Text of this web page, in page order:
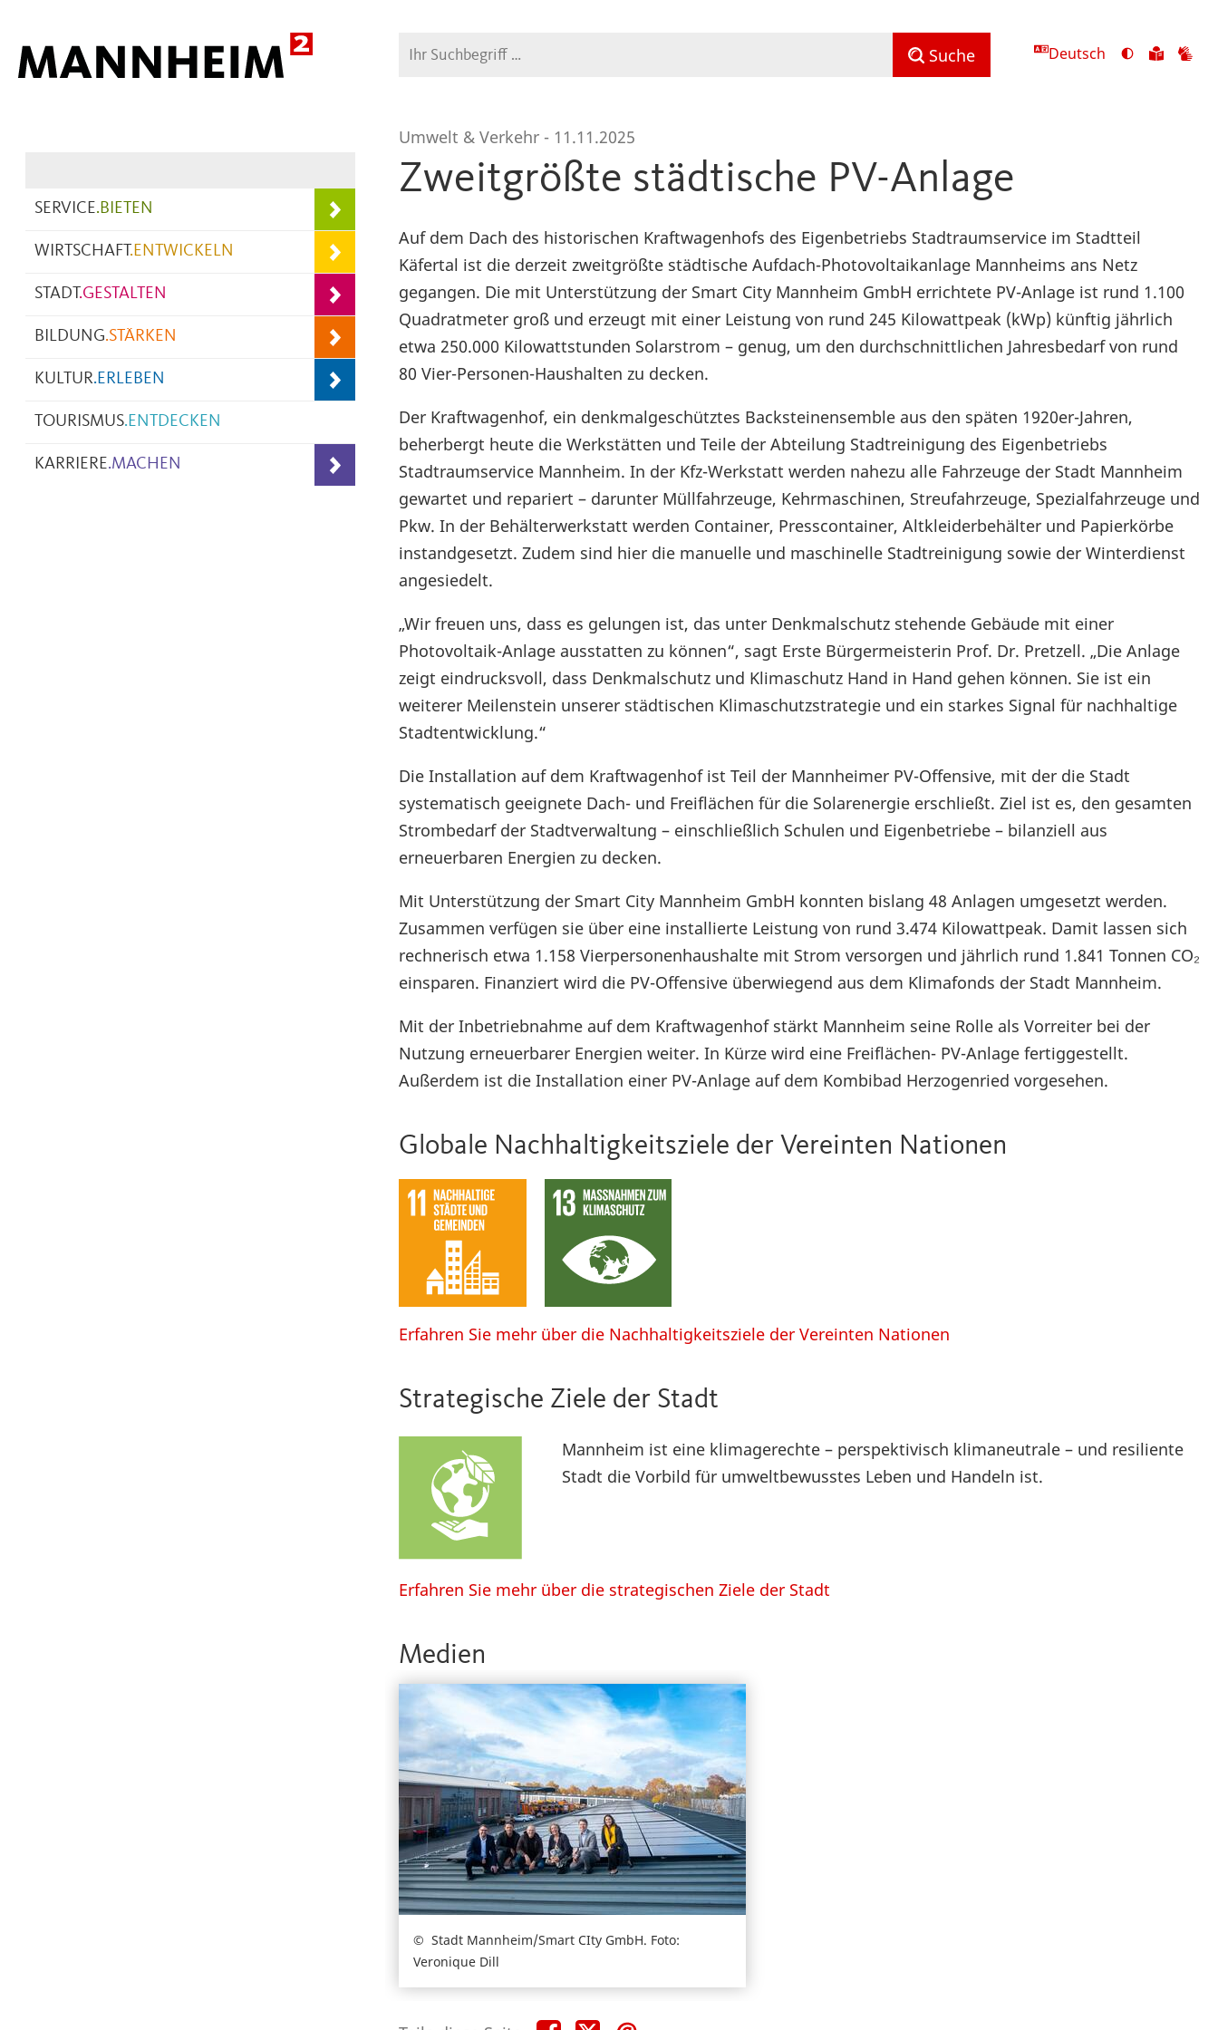
Suche Suche Deutsch
Ansicht
Zu
SERVICE.BIETEN
WIRTSCHAFT.ENTWICKELN
STADT.GESTALTEN
BILDUNG.STÄRKEN
KULTUR.ERLEBEN
TOURISMUS.ENTDECKEN
KARRIERE.MACHEN
Umwelt & Verkehr - 11.11.2025
Zweitgrößte städtische PV-Anlage
Auf dem Dach des historischen Kraftwagenhofs des Eigenbetriebs Stadtraumservice im Stadtteil
Käfertal ist die derzeit zweitgrößte städtische Aufdach-Photovoltaikanlage Mannheims ans Netz
gegangen. Die mit Unterstützung der Smart City Mannheim GmbH errichtete PV-Anlage ist rund 1.100
Quadratmeter groß und erzeugt mit einer Leistung von rund 245 Kilowattpeak (kWp) künftig jährlich
etwa 250.000 Kilowattstunden Solarstrom – genug, um den durchschnittlichen Jahresbedarf von rund
80 Vier-Personen-Haushalten zu decken.
Der Kraftwagenhof, ein denkmalgeschütztes Backsteinensemble aus den späten 1920er-Jahren,
beherbergt heute die Werkstätten und Teile der Abteilung Stadtreinigung des Eigenbetriebs
Stadtraumservice Mannheim. In der Kfz-Werkstatt werden nahezu alle Fahrzeuge der Stadt Mannheim
gewartet und repariert – darunter Müllfahrzeuge, Kehrmaschinen, Streufahrzeuge, Spezialfahrzeuge und
Pkw. In der Behälterwerkstatt werden Container, Presscontainer, Altkleiderbehälter und Papierkörbe
instandgesetzt. Zudem sind hier die manuelle und maschinelle Stadtreinigung sowie der Winterdienst
angesiedelt.
„Wir freuen uns, dass es gelungen ist, das unter Denkmalschutz stehende Gebäude mit einer
Photovoltaik-Anlage ausstatten zu können“, sagt Erste Bürgermeisterin Prof. Dr. Pretzell. „Die Anlage
zeigt eindrucksvoll, dass Denkmalschutz und Klimaschutz Hand in Hand gehen können. Sie ist ein
weiterer Meilenstein unserer städtischen Klimaschutzstrategie und ein starkes Signal für nachhaltige
Stadtentwicklung.“
Die Installation auf dem Kraftwagenhof ist Teil der Mannheimer PV-Offensive, mit der die Stadt
systematisch geeignete Dach- und Freiflächen für die Solarenergie erschließt. Ziel ist es, den gesamten
Strombedarf der Stadtverwaltung – einschließlich Schulen und Eigenbetriebe – bilanziell aus
erneuerbaren Energien zu decken.
Mit Unterstützung der Smart City Mannheim GmbH konnten bislang 48 Anlagen umgesetzt werden.
Zusammen verfügen sie über eine installierte Leistung von rund 3.474 Kilowattpeak. Damit lassen sich
rechnerisch etwa 1.158 Vierpersonenhaushalte mit Strom versorgen und jährlich rund 1.841 Tonnen CO₂
einsparen. Finanziert wird die PV-Offensive überwiegend aus dem Klimafonds der Stadt Mannheim.
Mit der Inbetriebnahme auf dem Kraftwagenhof stärkt Mannheim seine Rolle als Vorreiter bei der
Nutzung erneuerbarer Energien weiter. In Kürze wird eine Freiflächen- PV-Anlage fertiggestellt.
Außerdem ist die Installation einer PV-Anlage auf dem Kombibad Herzogenried vorgesehen.
Globale Nachhaltigkeitsziele der Vereinten Nationen
Erfahren Sie mehr über die Nachhaltigkeitsziele der Vereinten Nationen
Strategische Ziele der Stadt
Mannheim ist eine klimagerechte – perspektivisch klimaneutrale – und resiliente
Stadt die Vorbild für umweltbewusstes Leben und Handeln ist.
Erfahren Sie mehr über die strategischen Ziele der Stadt
Medien
Stadt Mannheim/Smart CIty GmbH. Foto:
Veronique Dill